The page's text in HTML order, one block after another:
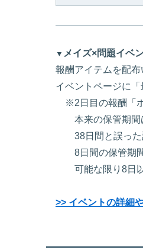
▼ メイズ×問題イベ
報酬アイテムを配布
イベントページに
※2日目の報酬「
本来の保管期間
38日間と誤った
8日間の保管期間
可能な限り8日以
>> イベントの詳細